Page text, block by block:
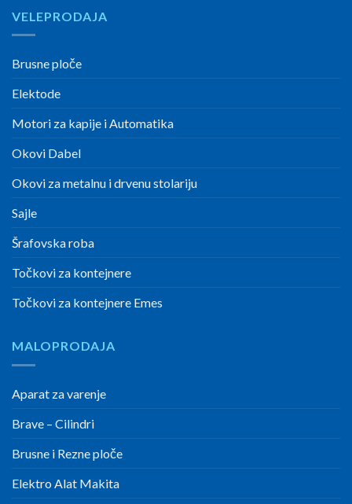
VELEPRODAJA
Brusne ploče
Elektode
Motori za kapije i Automatika
Okovi Dabel
Okovi za metalnu i drvenu stolariju
Sajle
Šrafovska roba
Točkovi za kontejnere
Točkovi za kontejnere Emes
MALOPRODAJA
Aparat za varenje
Brave – Cilindri
Brusne i Rezne ploče
Elektro Alat Makita